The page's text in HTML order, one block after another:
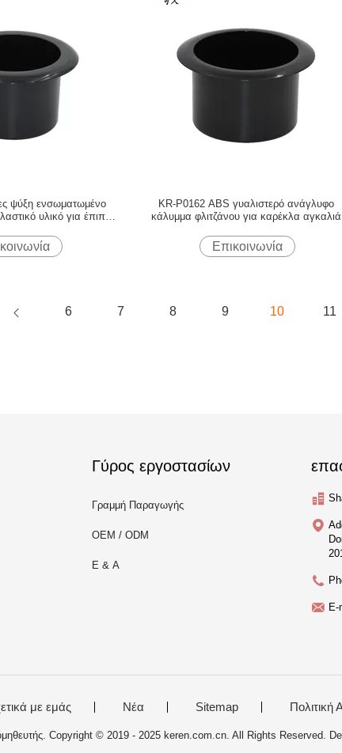
ψύξη ενσωματωμένο
υλικό για έπιπλα
KR-P0162 ABS γυαλιστερό ανάγλυφο
κάλυμμα φλιτζάνου για καρέκλα αγκαλιά
Επικοινωνία
6 7 8 9 10 11
Γύρος εργοστασίων
Γραμμή Παραγωγής
OEM / ODM
Ε & Α
με εμάς Νέα Sitemap Πολιτική
Copyright © 2019 - 2025 keren.com.cn. All Rights Reserved.